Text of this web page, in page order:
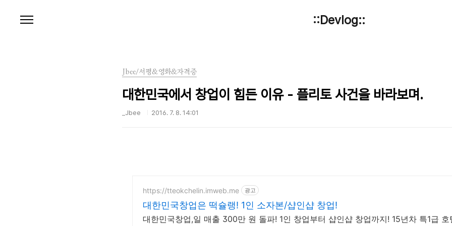
::Devlog::
Jbee/서평&영화&자격증
대한민국에서 창업이 힘든 이유 - 플리토 사건을 바라보며.
_Jbee 2016. 7. 8. 14:01
https://tteokchelin.imweb.me 광고
대한민국창업은 떡슐랭! 1인 소자본/샵인샵 창업!
대한민국창업,일 매출 300만 원 돌파! 1인 창업부터 샵인샵 창업까지! 15년차 특1급 호